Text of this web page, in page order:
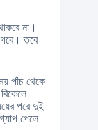
না।
তবে
পাঁচ থেকে
পরে দুই
পেলে